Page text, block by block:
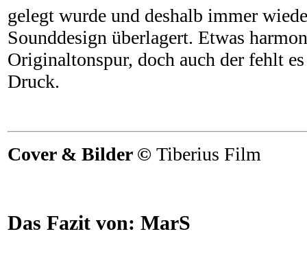
gelegt wurde und deshalb immer
Sounddesign überlagert. Etwas
Originaltonspur, doch auch der fehlt
Druck.
Cover & Bilder © Tiberius Film
Das Fazit von: MarS